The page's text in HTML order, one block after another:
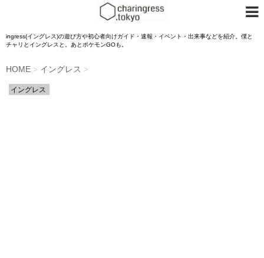
ingress(イングレス)の遊び方や初心者向けガイド・速報・イベント・出来事などを紹介。僕と
チャリとイングレスと。あとポケモンGOも。
HOME > イングレス >
イングレス